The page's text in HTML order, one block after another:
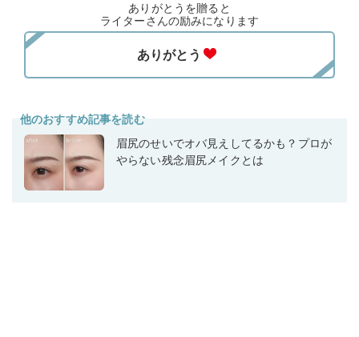
ありがとうを贈ると
ライターさんの励みになります
他のおすすめ記事を読む
眉尻のせいでオバ見えしてるかも？プロが
やらない残念眉尻メイクとは